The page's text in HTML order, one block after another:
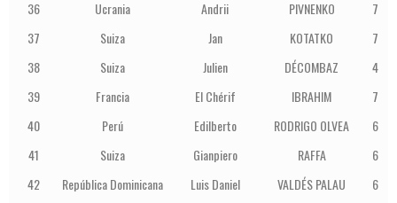
36
Ucrania Andrii PIVNENKO
7
37
Suiza Jan KOTATKO 7
38
Suiza Julien DÉCOMBAZ 4
39
Francia El Chérif IBRAHIM
7
40
Perú Edilberto RODRIGO OLVEA 6
41
Suiza Gianpiero RAFFA
6
42
República Dominicana Luis Daniel VALDÉS PALAU
6